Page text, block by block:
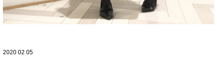
2020 02 05